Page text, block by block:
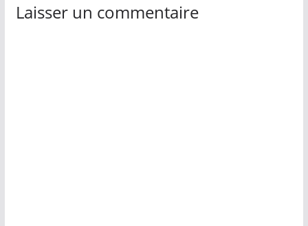
Laisser un commentaire